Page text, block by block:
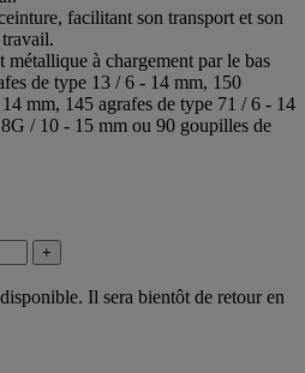
facilitant son transport et son
métallique à chargement par le bas
de type 13 / 6 - 14 mm, 150
mm, 145 agrafes de type 71 / 6 - 14
/ 10 - 15 mm ou 90 goupilles de
+
Il sera bientôt de retour en